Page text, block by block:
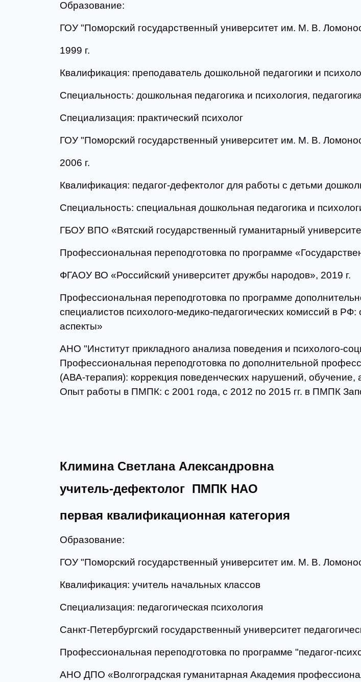
Образование:
ГОУ "Поморский государственный университет им. М. В.
1999 г.
Квалификация: преподаватель дошкольной педагогики и
Специальность: дошкольная педагогика и психология,
Специализация: практический психолог
ГОУ "Поморский государственный университет им. М. В.
2006 г.
Квалификация: педагог-дефектолог для работы с детьми
Специальность: специальная дошкольная педагогика и
ГБОУ ВПО «Вятский государственный гуманитарный
Профессиональная переподготовка по программе
ФГАОУ ВО «Российский университет дружбы народов», 2019 г.
Профессиональная переподготовка по программе
специалистов психолого-медико-педагогических комиссий в
аспекты»
АНО "Институт прикладного анализа поведения и психолого-
Профессиональная переподготовка по дополнительной
(АВА-терапия): коррекция поведенческих нарушений,
Опыт работы в ПМПК: с 2001 года, с 2012 по 2015 гг. в ПМПК
Климина Светлана Александровна
учитель-дефектолог ПМПК НАО
первая квалификационная категория
Образование:
ГОУ "Поморский государственный университет им. М. В.
Квалификация: учитель начальных классов
Специализация: педагогическая психология
Санкт-Петербургский государственный университет
Профессиональная переподготовка по программе "педагог-
АНО ДПО «Волгоградская гуманитарная Академия